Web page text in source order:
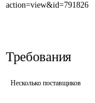
action=view&id=791826
Требования
Несколько поставщиков